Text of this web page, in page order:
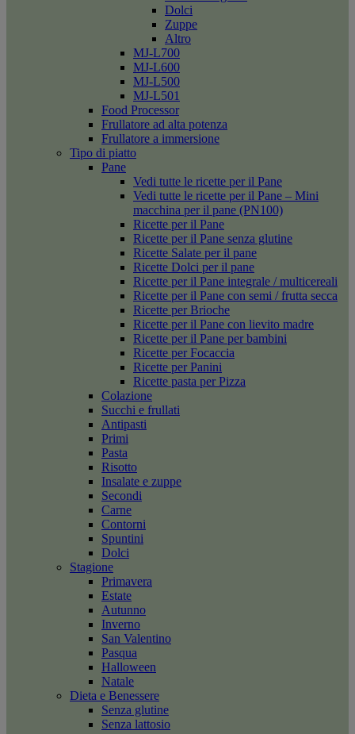
Dolci
Zuppe
Altro
MJ-L700
MJ-L600
MJ-L500
MJ-L501
Food Processor
Frullatore ad alta potenza
Frullatore a immersione
Tipo di piatto
Pane
Vedi tutte le ricette per il Pane
Vedi tutte le ricette per il Pane – Mini
macchina per il pane (PN100)
Ricette per il Pane
Ricette per il Pane senza glutine
Ricette Salate per il pane
Ricette Dolci per il pane
Ricette per il Pane integrale / multicereali
Ricette per il Pane con semi / frutta secca
Ricette per Brioche
Ricette per il Pane con lievito madre
Ricette per il Pane per bambini
Ricette per Focaccia
Ricette per Panini
Ricette pasta per Pizza
Colazione
Succhi e frullati
Antipasti
Primi
Pasta
Risotto
Insalate e zuppe
Secondi
Carne
Contorni
Spuntini
Dolci
Stagione
Primavera
Estate
Autunno
Inverno
San Valentino
Pasqua
Halloween
Natale
Dieta e Benessere
Senza glutine
Senza lattosio